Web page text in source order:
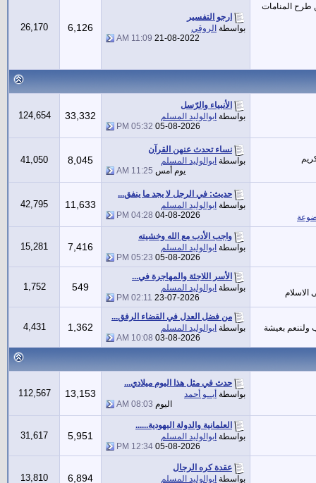
طرح المنامات
ارجو التفسير
بواسطة الروقي
21-08-2022
11:09 AM
6,126
26,170
الأنبياء والرّسل
بواسطة ابوالوليد المسلم
05-08-2026
05:32 PM
33,332
124,654
نساء تحدث عنهن القرآن
بواسطة ابوالوليد المسلم
يوم أمس 11:25 AM
8,045
41,050
حديث: في الرجل لا يجد ما ينفق...
بواسطة ابوالوليد المسلم
04-08-2026
04:28 PM
11,633
42,795
واجب الأدب مع الله وخشيته
بواسطة ابوالوليد المسلم
05-08-2026
05:23 PM
7,416
15,281
الاسلام
الأسر اللاجئة والمهاجرة في...
بواسطة ابوالوليد المسلم
23-07-2026
02:11 PM
549
1,752
ولننعم بعيشة
من فضل العدل في القضاء الرفق...
بواسطة ابوالوليد المسلم
03-08-2026
10:08 AM
1,362
4,431
حدث في مثل هذا اليوم ميلادي...
بواسطة أبــو أحمد
اليوم 08:03 AM
13,153
112,567
العلمانية والدولة اليهودية......
بواسطة ابوالوليد المسلم
05-08-2026
12:34 PM
5,951
31,617
عقدة كره الرجال
بواسطة ابوالوليد المسلم
6,894
13,810